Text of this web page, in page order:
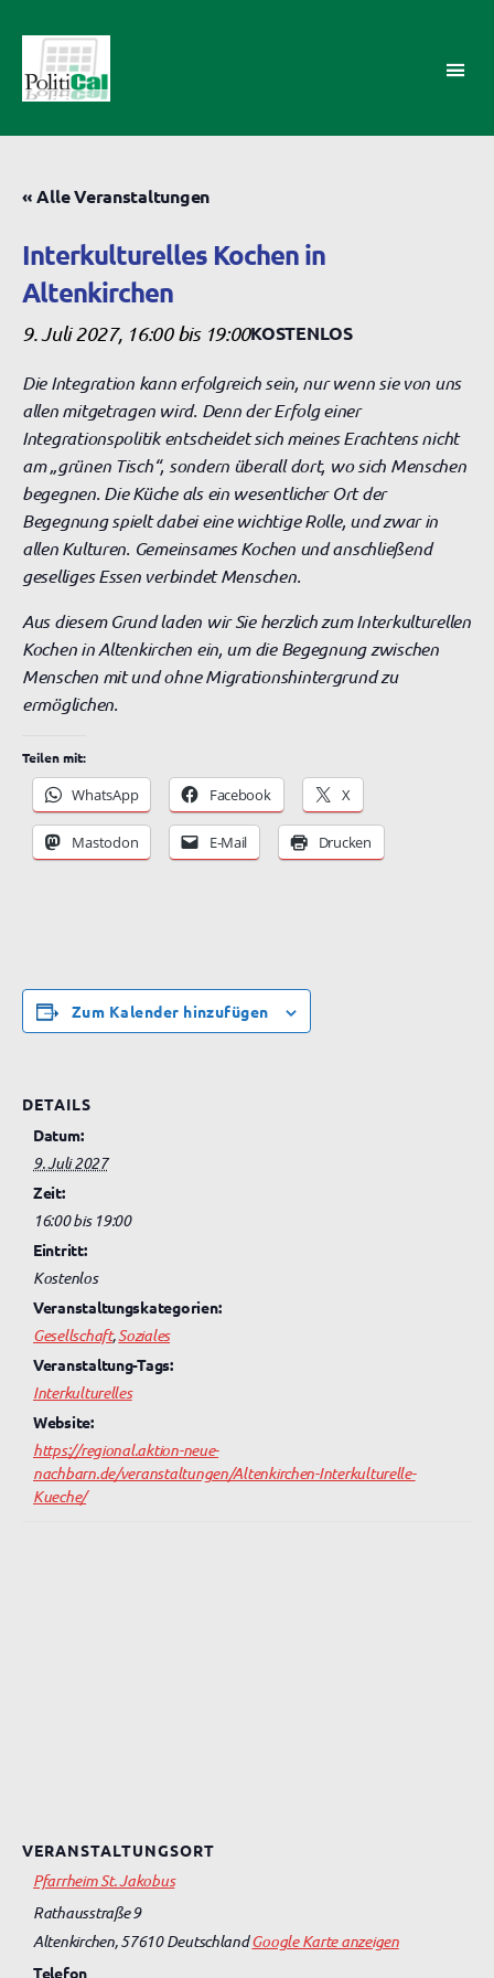
AK
« Alle Veranstaltungen
Interkulturelles Kochen in
Altenkirchen
9. Juli 2027, 16:00bis 19:00KOSTENLOS
Die Integration kann erfolgreich sein, nur wenn sie von uns
allen mitgetragen wird. Denn der Erfolg einer
Integrationspolitik entscheidet sich meines Erachtens nicht
am „grünen Tisch“, sondern überall dort, wo sich Menschen
begegnen. Die Küche als ein wesentlicher Ort der
Begegnung spielt dabei eine wichtige Rolle, und zwar in
allen Kulturen. Gemeinsames Kochen und anschließend
geselliges Essen verbindet Menschen.
Aus diesem Grund laden wir Sie herzlich zum Interkulturellen
Kochen in Altenkirchen ein, um die Begegnung zwischen
Menschen mit und ohne Migrationshintergrund zu
ermöglichen.
Teilen mit:
WhatsApp Facebook X
Mastodon E-Mail Drucken
Zum Kalender hinzufügen
DETAILS
Datum:
9. Juli 2027
Zeit:
16:00 bis 19:00
Eintritt:
Kostenlos
Veranstaltungskategorien:
Gesellschaft,Soziales
Veranstaltung-Tags:
Interkulturelles
Website:
https://regional.aktion-neue-
nachbarn.de/veranstaltungen/Altenkirchen-Interkulturelle-
Kueche/
VERANSTALTUNGSORT
Pfarrheim St. Jakobus
Rathausstraße 9
Altenkirchen,57610 DeutschlandGoogle Karte anzeigen
Telefon